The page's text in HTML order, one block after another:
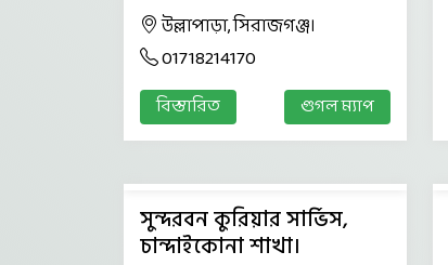
উল্লাপাড়া, সিরাজগঞ্জ।
01718214170
বিস্তারিত গুগল ম্যাপ
সুন্দরবন কুরিয়ার সার্ভিস,
চান্দাইকোনা শাখা।